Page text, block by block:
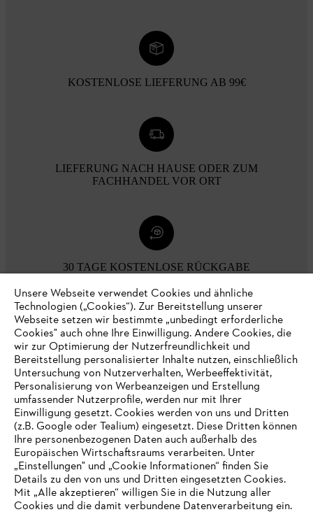
KOSTENLOSE LIEFERUNG AB 99€
LIEFERUNG NACH HAUSE ODER ZUM
FACHHANDEL VOR ORT
30 TAGE KOSTENLOSE RÜCKGABE
Zahlungsmöglichkeiten
Unternehmen
Unsere Webseite verwendet Cookies und ähnliche
Technologien („Cookies“). Zur Bereitstellung unserer
Webseite setzen wir bestimmte „unbedingt erforderliche
Cookies" auch ohne Ihre Einwilligung. Andere Cookies, die
wir zur Optimierung der Nutzerfreundlichkeit und
Bereitstellung personalisierter Inhalte nutzen, einschließlich
Untersuchung von Nutzerverhalten, Werbeeffektivität,
Personalisierung von Werbeanzeigen und Erstellung
umfassender Nutzerprofile, werden nur mit Ihrer
Einwilligung gesetzt. Cookies werden von uns und Dritten
(z.B. Google oder Tealium) eingesetzt. Diese Dritten können
Ihre personenbezogenen Daten auch außerhalb des
Europäischen Wirtschaftsraums verarbeiten. Unter
„Einstellungen" und „Cookie Informationen“ finden Sie
Details zu den von uns und Dritten eingesetzten Cookies.
Mit „Alle akzeptieren“ willigen Sie in die Nutzung aller
Cookies und die damit verbundene Datenverarbeitung ein.